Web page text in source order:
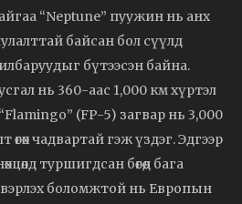
“Neptune” пуужин нь анх
байсан бол сүүлд
бүтээсэн байна.
нь 360-аас 1,000 км хүртэл
“Flamingo” (FP-5) загвар нь 3,000
өгөх чадвартай гэж үздэг. Эдгээр
туршигдсан бөгөөд бага
боломжтой нь Европын